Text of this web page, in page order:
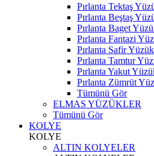
Pırlanta Tektaş
Pırlanta Beştaş
Pırlanta Baget
Pırlanta Fantazi
Pırlanta Safir
Pırlanta Tamtur
Pırlanta Yakut
Pırlanta Zümrüt
Tümünü Gör
ELMAS YÜZÜKLER
Tümünü Gör
KOLYE
KOLYE
ALTIN KOLYELER